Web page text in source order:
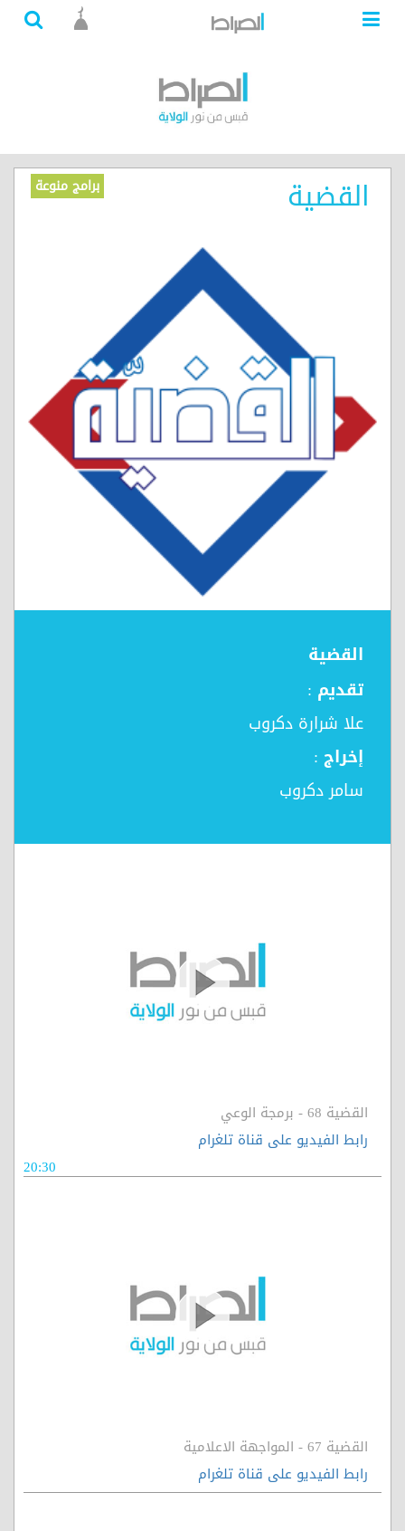
القضية برامج منوعة
القضية
تقديم :
علا شرارة دكروب
إخراج :
سامر دكروب
القضية 68 - برمجة الوعي
رابط الفيديو على قناة تلغرام
20:30
القضية 67 - المواجهة الاعلامية
رابط الفيديو على قناة تلغرام